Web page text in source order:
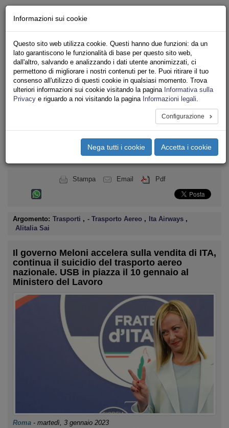
Iscriviti
Ricerca
Area Stampa
Privacy
TRASPORTI
navigation
Toggle
Stampa Email Pdf
Argomento: Trasporti , - Trasporto Aereo , Ita Airways ,
Alitalia Sai
Il governo Meloni accelera sulla vendita di ITA,
continua il suicidio del trasporto aereo
nazionale. USB in piazza il 10 gennaio al
Ministero del Lavoro
Roma - martedì, 3 gennaio 2023
Informazioni sui cookie
Questo sito web utilizza cookie. Questi hanno due funzioni: da un
lato garantiscono le funzionalità di base per questo sito web,
dall'altro, salvando e analizzando i dati utente anonimizzati, ci
permettono di migliorare i nostri contenuti per te. Puoi ritirare il tuo
consenso all'utilizzo di questi cookie in qualsiasi momento. Trova
ulteriori informazioni sui cookie visitando la pagina Informativa sulla
Privacy e riguardo a noi visitando la pagina Informazioni legali.
Configurazione
Nega tutti i cookie Accetta i cookie